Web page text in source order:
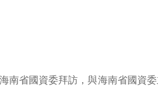
南省國資委拜訪，與海南省國資